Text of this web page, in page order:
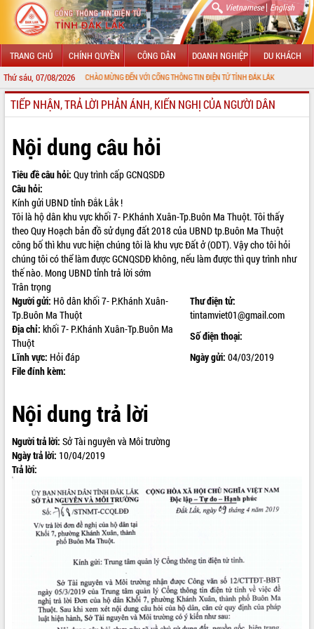
Vietnamese| English
TRANG CHỦ CHÍNH QUYỀN CÔNG DÂN DOANH NGHIỆP DU KHÁCH
Thứ sáu, 07/08/2026CHÀO MỪNG ĐẾN VỚI CỔNG THÔNG TIN ĐIỆN TỬ TỈNH ĐẮK LẮK
GIỚI THIỆU
TIN TỨC SỰ KIỆN
SỞ, BAN, NGÀNH
UBND CÁC XÃ, PHƯỜNG
THÔNG TIN CHỈ ĐẠO ĐIỀU HÀNH
HỆ THỐNG VĂN BẢN
VĂN BẢN HĐND TỈNH
ĐIỂM TIN VĂN BẢN
QUY HOẠCH - KẾ HOẠCH
TIẾP NHẬN, TRẢ LỜI PHẢN ÁNH, KIẾN NGHỊ CỦA NGƯỜI DÂN
Nội dung câu hỏi
Tiêu đề câu hỏi: Quy trình cấp GCNQSDĐ
Câu hỏi:
Kính gửi UBND tỉnh Đắk Lắk !
Tôi là hộ dân khu vực khối 7- P.Khánh Xuân-Tp.Buôn Ma Thuột. Tôi thấy
theo Quy Hoạch bản đồ sử dụng đất 2018 của UBND tp.Buôn Ma Thuột
công bố thì khu vưc hiện chúng tôi là khu vực Đất ở (ODT). Vậy cho tôi hỏi
chúng tôi có thể làm được GCNQSDĐ không, nếu làm được thì quy trình như
thế nào. Mong UBND tỉnh trả lời sớm
Trân trọng
Người gửi: Hô dân khối 7- P.Khánh Xuân-
Tp.Buôn Ma Thuột
Thư điện tử:
tintamviet01@gmail.com
Địa chỉ: khối 7- P.Khánh Xuân-Tp.Buôn Ma
Thuột
Số điện thoại:
Lĩnh vực: Hỏi đáp Ngày gửi: 04/03/2019
File đính kèm:
Nội dung trả lời
Người trả lời: Sở Tài nguyên và Môi trường
Ngày trả lời: 10/04/2019
Trả lời: